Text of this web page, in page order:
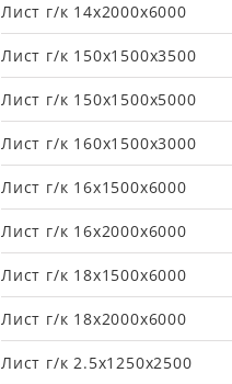
Лист г/к 14х2000х6000
Лист г/к 150х1500х3500
Лист г/к 150х1500х5000
Лист г/к 160х1500х3000
Лист г/к 16х1500х6000
Лист г/к 16х2000х6000
Лист г/к 18х1500х6000
Лист г/к 18х2000х6000
Лист г/к 2.5х1250х2500